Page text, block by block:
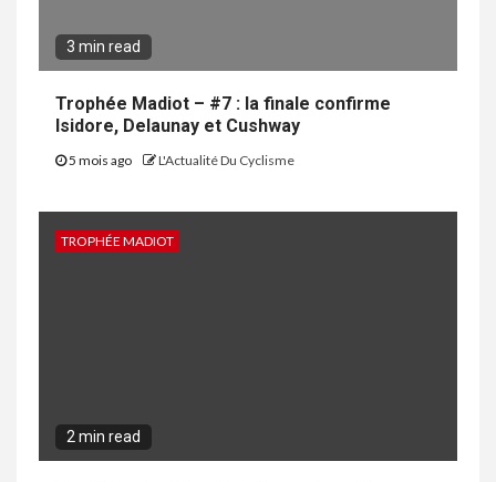
3 min read
Trophée Madiot – #7 : la finale confirme
Isidore, Delaunay et Cushway
5 mois ago L'Actualité Du Cyclisme
TROPHÉE MADIOT
2 min read